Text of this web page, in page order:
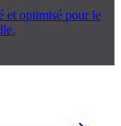
et optimisé pour le